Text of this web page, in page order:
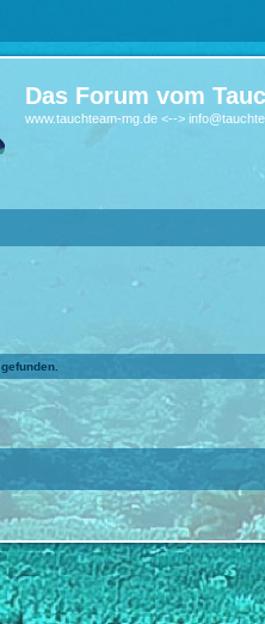
Das Forum vom
www.tauchteam-mg.de <-->